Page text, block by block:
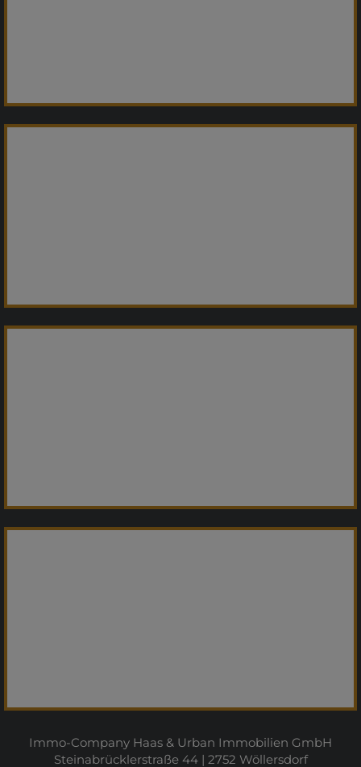
Immo-Company Haas & Urban Immobilien GmbH
Steinabrücklerstraße 44 | 2752 Wöllersdorf